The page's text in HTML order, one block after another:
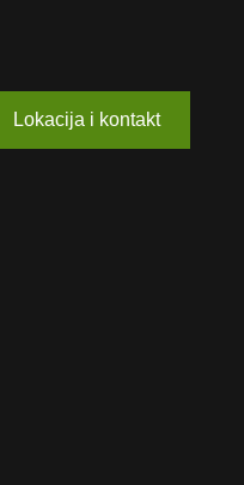
Lokacija i kontakt